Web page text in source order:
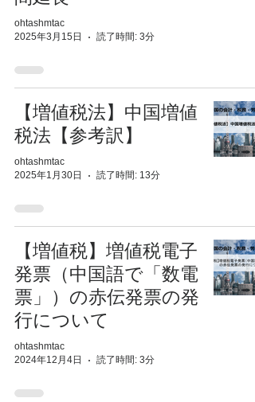
ohtashmtac
2025年3月15日
読了時間: 3分
【増値税法】中国増値
税法【参考訳】
ohtashmtac
2025年1月30日
読了時間: 13分
【増値税】増値税電子
発票（中国語で「数電
票」）の赤伝発票の発
行について
ohtashmtac
2024年12月4日
読了時間: 3分